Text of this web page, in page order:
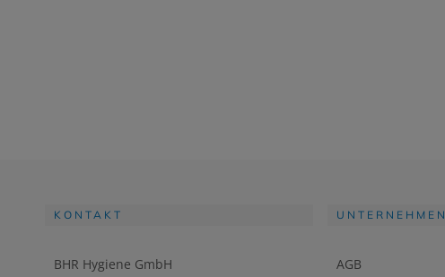
KONTAKT
BHR Hygiene GmbH
UNTERNEHMEN
AGB